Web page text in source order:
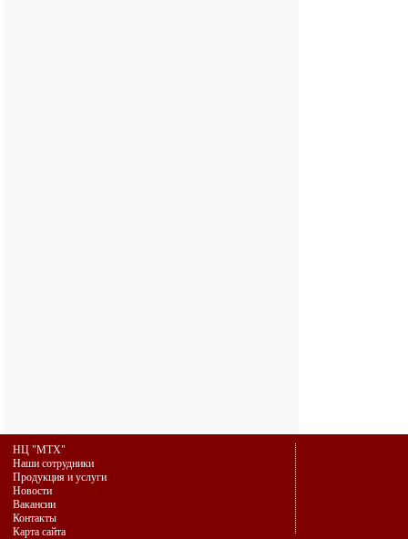
НЦ "МТХ"
Наши сотрудники
Продукция и услуги
Новости
Вакансии
Контакты
Карта сайта